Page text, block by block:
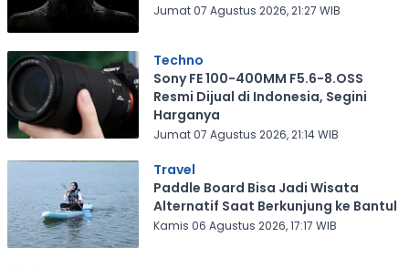
Jumat 07 Agustus 2026, 21:27 WIB
Techno
Sony FE 100-400MM F5.6-8.OSS
Resmi Dijual di Indonesia, Segini
Harganya
Jumat 07 Agustus 2026, 21:14 WIB
Travel
Paddle Board Bisa Jadi Wisata
Alternatif Saat Berkunjung ke Bantul
Kamis 06 Agustus 2026, 17:17 WIB